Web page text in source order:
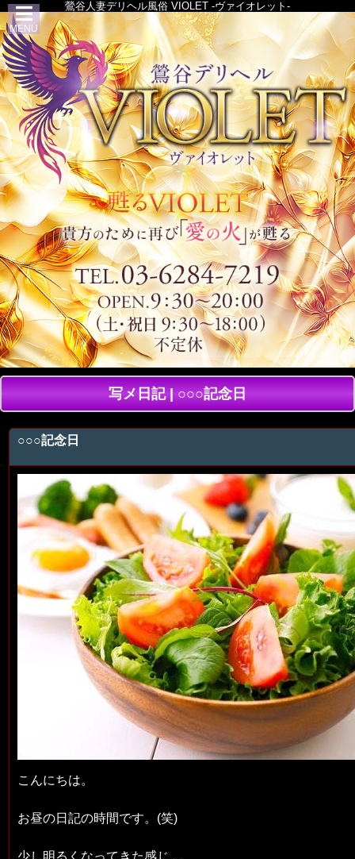
鶯谷人妻デリヘル風俗 VIOLET -ヴァイオレット-
写メ日記 | ○○○記念日
○○○記念日
こんにちは。
お昼の日記の時間です。(笑)
少し明るくなってきた感じ…
MENU